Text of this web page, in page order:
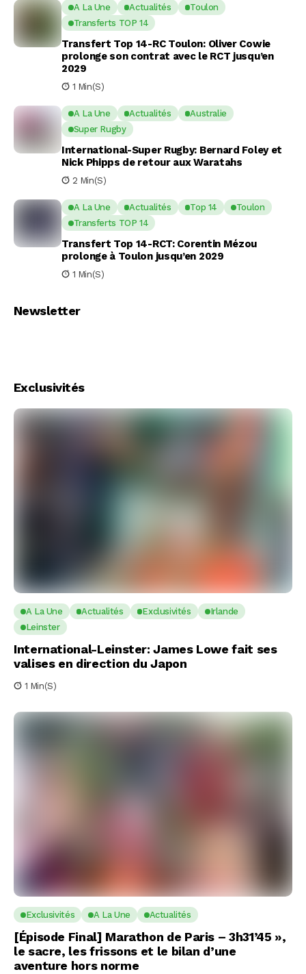
A La Une Actualités
Toulon
Transferts TOP 14
Transfert Top 14-RC Toulon: Oliver Cowie
prolonge son contrat avec le RCT jusqu’en
2029
1 Min(s)
A La Une Actualités
Australie
Super Rugby
International-Super Rugby: Bernard Foley et
Nick Phipps de retour aux Waratahs
2 Min(s)
A La Une Actualités Top 14
Toulon
Transferts TOP 14
Transfert Top 14-RCT: Corentin Mézou
prolonge à Toulon jusqu’en 2029
1 Min(s)
Newsletter
Exclusivités
A La Une Actualités Exclusivités
Irlande
Leinster
International-Leinster: James Lowe fait ses
valises en direction du Japon
1 Min(s)
Exclusivités A La Une Actualités
[Épisode Final] Marathon de Paris – 3h31’45 »,
le sacre, les frissons et le bilan d’une
aventure hors norme